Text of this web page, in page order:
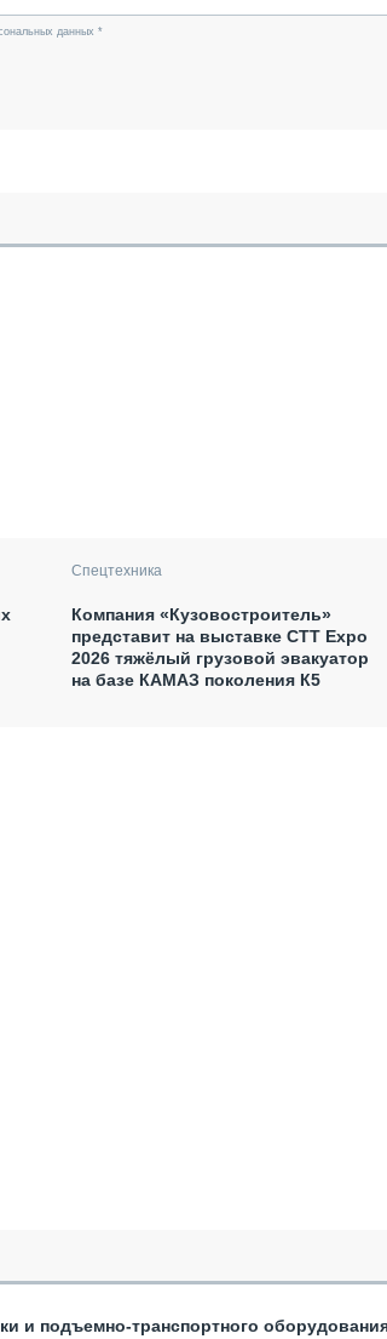
данных *
Спецтехника
Компания «Кузовостроитель»
представит на выставке CTT Expo
2026 тяжёлый грузовой эвакуатор
на базе КАМАЗ поколения К5
и подъемно-транспортного